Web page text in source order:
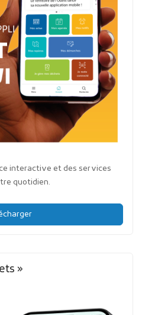
interactive et des services
quotidien.
»